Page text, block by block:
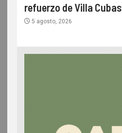
refuerzo de Villa Cubas
5 agosto, 2026